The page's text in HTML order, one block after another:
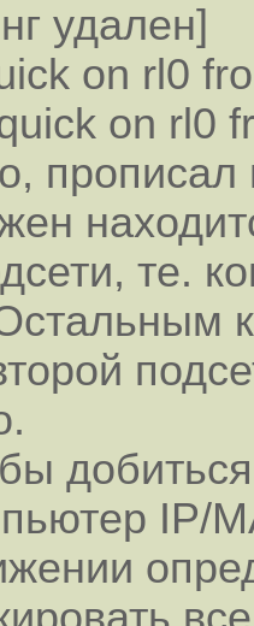
удален]
on rl0
on rl0
те.
добиться
IP/